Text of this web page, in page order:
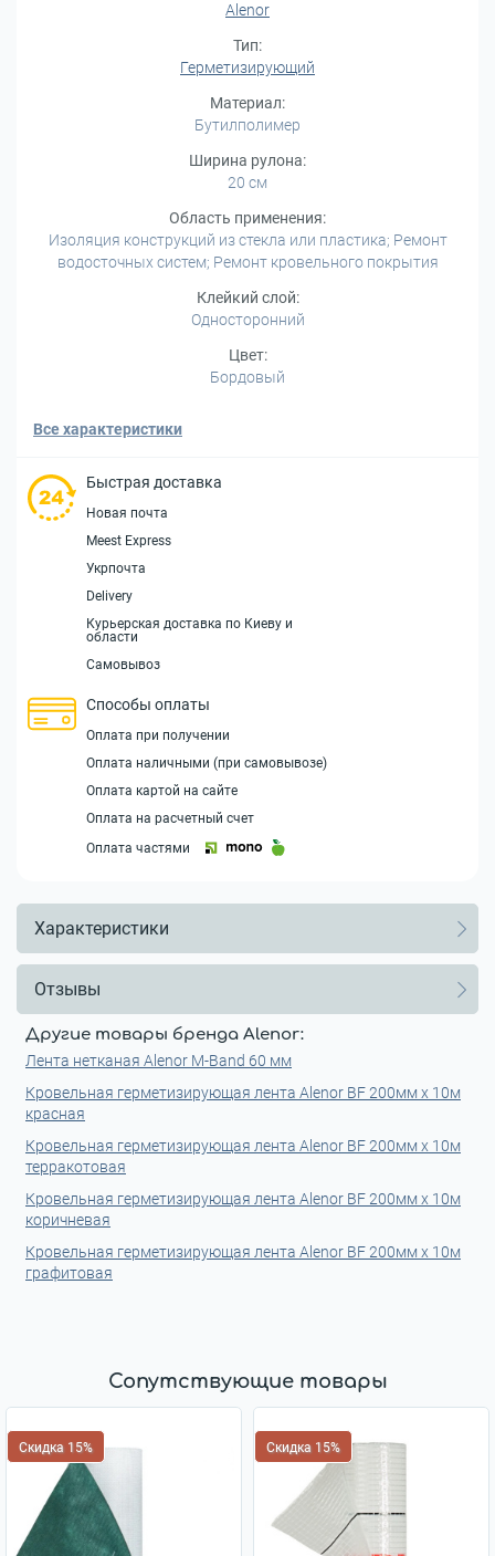
Alenor
Тип:
Герметизирующий
Материал:
Бутилполимер
Ширина рулона:
20 см
Область применения:
Изоляция конструкций из стекла или пластика; Ремонт
водосточных систем; Ремонт кровельного покрытия
Клейкий слой:
Односторонний
Цвет:
Бордовый
Все характеристики
Быстрая доставка
Новая почта
Meest Express
Укрпочта
Delivery
Курьерская доставка по Киеву и
области
Самовывоз
Способы оплаты
Оплата при получении
Оплата наличными (при самовывозе)
Оплата картой на сайте
Оплата на расчетный счет
Оплата частями
Характеристики
Отзывы
Другие товары бренда Alenor:
Лента нетканая Alenor M-Band 60 мм
Кровельная герметизирующая лента Alenor BF 200мм x 10м
красная
Кровельная герметизирующая лента Alenor BF 200мм x 10м
терракотовая
Кровельная герметизирующая лента Alenor BF 200мм x 10м
коричневая
Кровельная герметизирующая лента Alenor BF 200мм x 10м
графитовая
Сопутствующие товары
Скидка 15% Скидка 15%